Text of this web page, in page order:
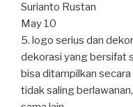
Surianto Rustan
May 10
5. logo serius dan
dekorasi yang bersifat
bisa ditampilkan
tidak saling